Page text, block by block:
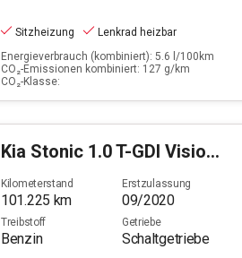
Sitzheizung
Lenkrad heizbar
Energieverbrauch (kombiniert): 5.6 l/100km
CO₂-Emissionen kombiniert: 127 g/km
CO₂-Klasse:
Kia Stonic 1.0 T-GDI Vision (EURO 6d-TEMP)
Kilometerstand
101.225 km
Erstzulassung
09/2020
Treibstoff
Benzin
Getriebe
Schaltgetriebe